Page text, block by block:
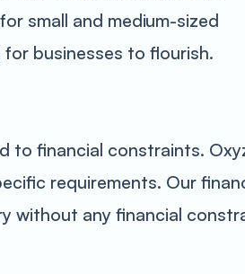
small and medium-sized
businesses to flourish.
to financial constraints.
requirements. Our
without any financial